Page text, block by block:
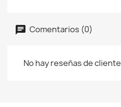
Comentarios (0)
No hay reseñas de